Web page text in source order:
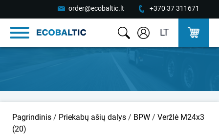
order@ecobaltic.lt +370 37 311671
LT
Pagrindinis / Priekabų ašių dalys / BPW / Veržlė M24x3
(20)